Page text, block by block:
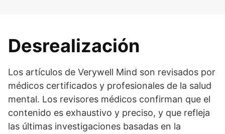
Desrealización
Los artículos de Verywell Mind son revisados por
médicos certificados y profesionales de la salud
mental. Los revisores médicos confirman que el
contenido es exhaustivo y preciso, y que refleja
las últimas investigaciones basadas en la